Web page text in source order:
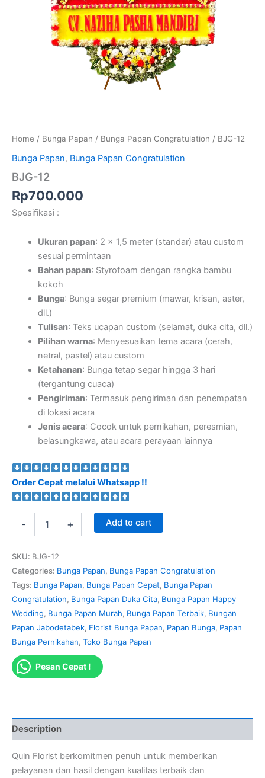
Home / Bunga Papan / Bunga Papan Congratulation / BJG-12
Bunga Papan, Bunga Papan Congratulation
BJG-12
Rp700.000
Spesifikasi :
Ukuran papan: 2 x 1,5 meter (standar) atau custom
sesuai permintaan
Bahan papan: Styrofoam dengan rangka bambu
kokoh
Bunga: Bunga segar premium (mawar, krisan, aster,
dll.)
Tulisan: Teks ucapan custom (selamat, duka cita, dll.)
Pilihan warna: Menyesuaikan tema acara (cerah,
netral, pastel) atau custom
Ketahanan: Bunga tetap segar hingga 3 hari
(tergantung cuaca)
Pengiriman: Termasuk pengiriman dan penempatan
di lokasi acara
Jenis acara: Cocok untuk pernikahan, peresmian,
belasungkawa, atau acara perayaan lainnya
Order Cepat melalui Whatsapp !!
- + Add to cart
SKU: BJG-12
Categories: Bunga Papan, Bunga Papan Congratulation
Tags: Bunga Papan, Bunga Papan Cepat, Bunga Papan
Congratulation, Bunga Papan Duka Cita, Bunga Papan Happy
Wedding, Bunga Papan Murah, Bunga Papan Terbaik, Bungan
Papan Jabodetabek, Florist Bunga Papan, Papan Bunga, Papan
Bunga Pernikahan, Toko Bunga Papan
Pesan Cepat !
Description
Quin Florist berkomitmen penuh untuk memberikan
pelayanan dan hasil dengan kualitas terbaik dan